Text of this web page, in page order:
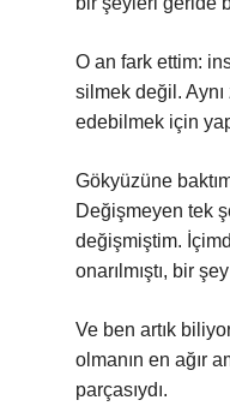
O an fark ettim:
silmek değil.
edebilmek için
Gökyüzüne
Değişmeyen tek
değişmiştim.
onarılmıştı, bir
Ve ben artık
olmanın en ağır
parçasıydı.